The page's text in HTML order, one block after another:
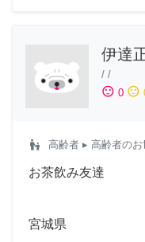
伊達
/ /
sentiment_satisfied 0 sentiment_neutral
escalator_warning 高齢者 ▸ 高齢者のお
お茶飲み友達
宮城県